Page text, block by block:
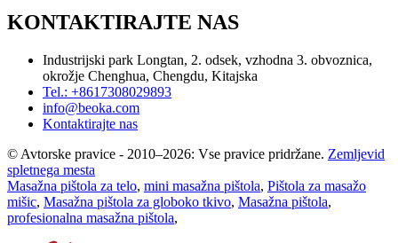
KONTAKTIRAJTE NAS
Industrijski park Longtan, 2. odsek, vzhodna 3. obvoznica,
okrožje Chenghua, Chengdu, Kitajska
Tel.: +8617308029893
info@beoka.com
Kontaktirajte nas
© Avtorske pravice - 2010–2026: Vse pravice pridržane. Zemljevid
spletnega mesta
Masažna pištola za telo, mini masažna pištola, Pištola za masažo
mišic, Masažna pištola za globoko tkivo, Masažna pištola,
profesionalna masažna pištola,